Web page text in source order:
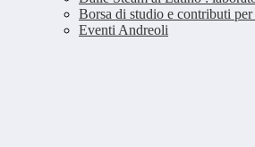
Borsa di studio e contributi
Eventi Andreoli